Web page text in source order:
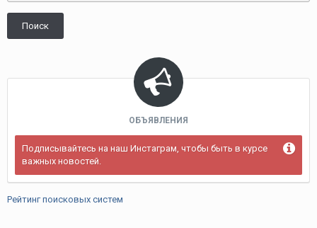
Поиск
ОБЪЯВЛЕНИЯ
Подписывайтесь на наш Инстаграм, чтобы быть в курсе
важных новостей.
Рейтинг поисковых систем